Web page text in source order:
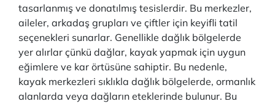
tasarlanmış ve donatılmış tesislerdir. Bu merkezler,
aileler, arkadaş grupları ve çiftler için keyifli tatil
seçenekleri sunarlar. Genellikle dağlık bölgelerde
yer alırlar çünkü dağlar, kayak yapmak için uygun
eğimlere ve kar örtüsüne sahiptir. Bu nedenle,
kayak merkezleri sıklıkla dağlık bölgelerde, ormanlık
alanlarda veya dağların eteklerinde bulunur. Bu